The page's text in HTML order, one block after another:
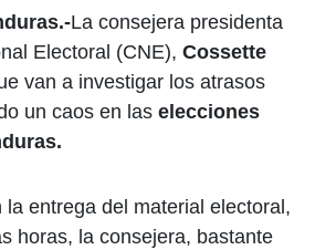
La consejera presidenta
Electoral (CNE), Cossette
van a investigar los atrasos
un caos en las elecciones
entrega del material electoral,
horas, la consejera, bastante